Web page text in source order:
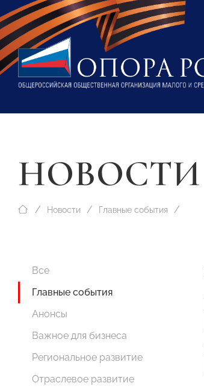
НОВОСТИ
Новости Главные события
Все
Главные события
Анонсы
Важное для бизнеса
Региональное развитие
Отраслевое развитие